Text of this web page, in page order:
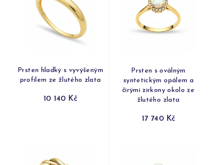
Prsten hladký s vyvýšeným
profilem ze žlutého zlata
10 140 Kč
Prsten s oválným
syntetickým opálem a
čirými zirkony okolo ze
žlutého zlata
17 740 Kč